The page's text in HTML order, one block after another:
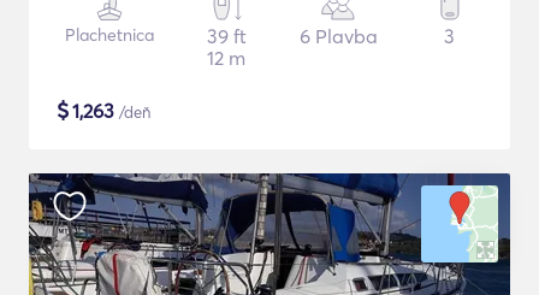
Plachetnica
39 ft
12 m
6 Plavba 3
$1,263 /deň